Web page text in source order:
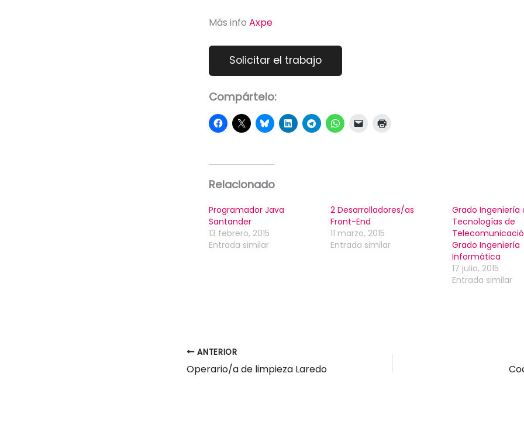
Más info Axpe
Compártelo:
Relacionado
Programador Java
Santander
13 febrero, 2015
Entrada similar
2 Desarrolladores/as
Front-End
11 marzo, 2015
Entrada similar
Grado Ingeniería
Tecnologías de
Grado Ingeniería
Informática
17 julio, 2015
Entrada similar
ANTERIOR
Operario/a de limpieza Laredo